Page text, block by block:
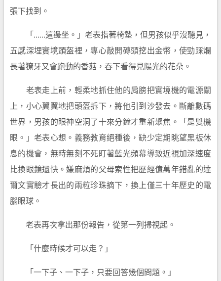
張下找到。
「……這邊坐。」老表指著椅墊，但男孩似乎沒聽見，
五感深埋實境頭盔裡，專心敲開磚頭挖出金幣，使勁踩爛
長著獠牙又會跑動的香菇，吞下看得見陽光的花朵。
老表走上前，輕柔地抓住他的肩膀把實境機的電源關
上，小心翼翼地把頭盔拆下，將他引到沙發去。斷離數碼
世界，男孩的眼神空洞了十來分鐘才重新聚焦。「是雙機
眼。」老表心想。義務教育絕種後，缺少定期眺望黑板休
息的機會，無時無刻不死盯著藍光頻幕導致近視加深速度
比換眼鏡還快。嫌麻煩的父母索性把歷經億萬年錯亂的達
爾文實驗才長出的兩粒珍珠摘下，換上僅三十年歷史的電
腦眼球。
老表再次拿出那份報告，從第一列掃視起。
「什麼時候才可以走？」
「一下子、一下子，只要回答幾個問題。」